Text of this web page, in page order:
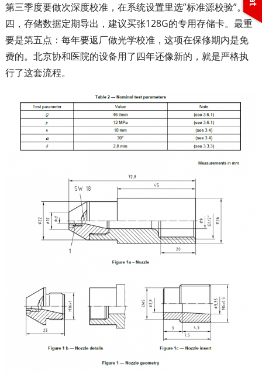
第三季度要做次深度校准，在系统设置里选”标准源校验”。第
四，存储数据定期导出，建议买张128G的专用存储卡。最重
要是第五点：每年要返厂做光学校准，这项在保修期内是免
费的。北京协和医院的设备用了四年还像新的，就是严格执
行了这套流程。